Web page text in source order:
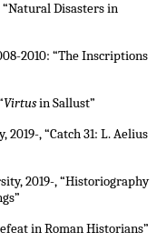
Disasters in
2010: “The Inscriptions
Virtusin Sallust”
, “Catch 31: L. Aelius
2019-, “Historiography
in Roman Historians”